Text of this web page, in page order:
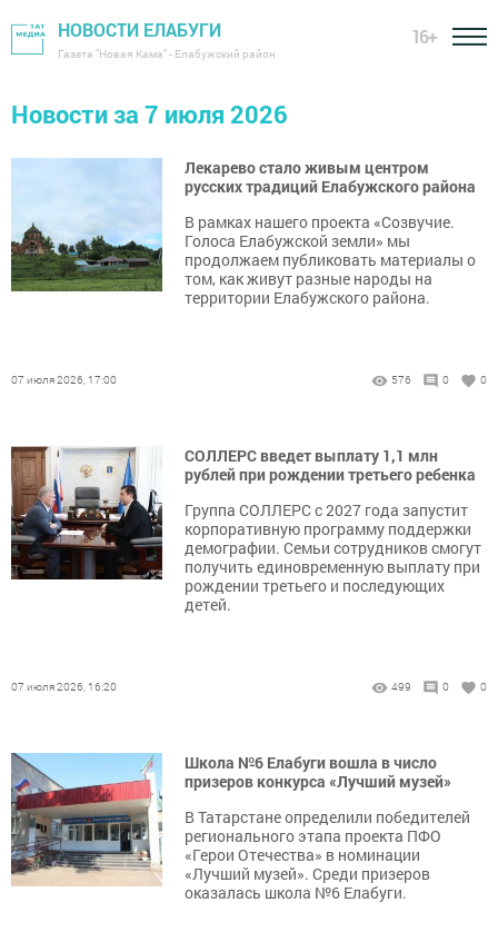
НОВОСТИ ЕЛАБУГИ
Газета "Новая Кама" - Елабужский район
16+
Новости за 7 июля 2026
Лекарево стало живым центром
русских традиций Елабужского района
В рамках нашего проекта «Созвучие.
Голоса Елабужской земли» мы
продолжаем публиковать материалы о
том, как живут разные народы на
территории Елабужского района.
07 июля 2026, 17:00 576 0 0
СОЛЛЕРС введет выплату 1,1 млн
рублей при рождении третьего ребенка
Группа СОЛЛЕРС с 2027 года запустит
корпоративную программу поддержки
демографии. Семьи сотрудников смогут
получить единовременную выплату при
рождении третьего и последующих
детей.
07 июля 2026, 16:20 499 0 0
Школа №6 Елабуги вошла в число
призеров конкурса «Лучший музей»
В Татарстане определили победителей
регионального этапа проекта ПФО
«Герои Отечества» в номинации
«Лучший музей». Среди призеров
оказалась школа №6 Елабуги.